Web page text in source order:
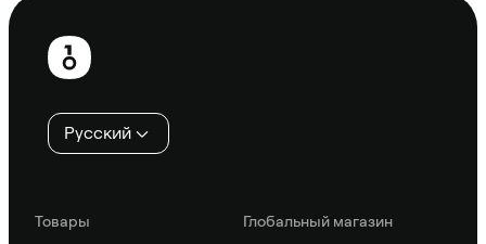
Нижний
колонтитул
Русский
Товары
Глобальный магазин